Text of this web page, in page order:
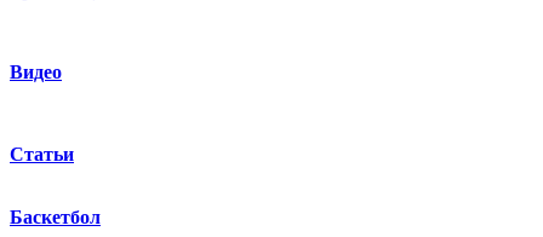
Видео
Статьи
Баскетбол